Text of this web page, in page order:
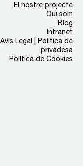
El nostre projecte
Qui som
Blog
Intranet
Avís Legal | Política de
privadesa
Política de Cookies